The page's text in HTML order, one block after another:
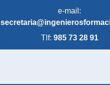
e-mail:
Tlf: 985 73 28 91